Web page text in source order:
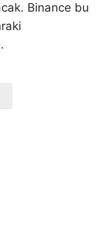
Binance bu